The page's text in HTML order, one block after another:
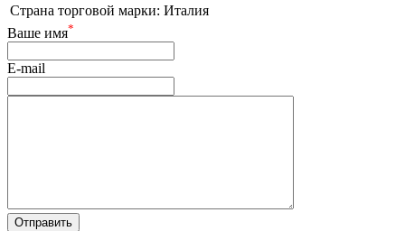
Страна торговой марки: Италия
Ваше имя*
E-mail